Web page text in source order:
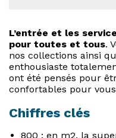
L’entrée et les
pour toutes et tous.
nos collections ainsi
enthousiaste
ont été pensés pour
confortables pour
Chiffres clés
800 : en m2, la